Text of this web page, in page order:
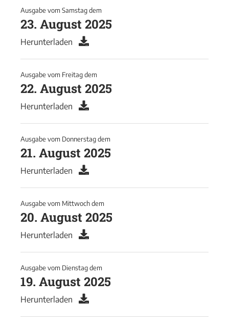
Ausgabe vom Samstagdem
23. August 2025
Herunterladen
Ausgabe vom Freitagdem
22. August 2025
Herunterladen
Ausgabe vom Donnerstagdem
21. August 2025
Herunterladen
Ausgabe vom Mittwochdem
20. August 2025
Herunterladen
Ausgabe vom Dienstagdem
19. August 2025
Herunterladen